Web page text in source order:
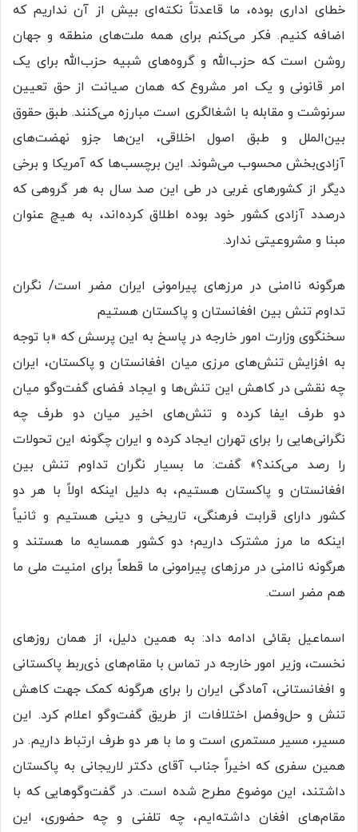
خطای اداری بوده، ما قاعدتاً نکته‌ای بیش از آن نداریم که
اضافه کنیم. فکر می‌کنم برای همه ملت‌های منطقه و جهان
روشن است که حزب‌الله و گروه‌های شبیه حزب‌الله برای یک
امر قانونی و یک امر مشروع که همان صیانت از حق تعیین
سرنوشت و مقابله با اشغالگری است مبارزه می‌کنند. طبق حقوق
بین‌الملل و طبق اصول اخلاقی، این‌ها جزو نهضت‌های
آزادی‌بخش محسوب می‌شوند. این برچسب‌ها که آمریکا و برخی
دیگر از کشورهای غربی در طی این صد سال به هر گروهی که
درصدد آزادی کشور خود بوده اطلاق کرده‌اند، به هیچ عنوان
مبنا و مشروعیتی ندارد.
هرگونه ناامنی در مرزهای پیرامونی ایران مضر است/ نگران
تداوم تنش بین افغانستان و پاکستان هستیم
سخنگوی وزارت امور خارجه در پاسخ به این پرسش که «با توجه
به افزایش تنش‌های مرزی میان افغانستان و پاکستان، ایران
چه نقشی در کاهش این تنش‌ها و ایجاد فضای گفت‌وگو میان
دو طرف ایفا کرده و تنش‌های اخیر میان دو طرف چه
نگرانی‌هایی را برای تهران ایجاد کرده و ایران چگونه این تحولات
را رصد می‌کند؟» گفت: ما بسیار نگران تداوم تنش بین
افغانستان و پاکستان هستیم، به دلیل اینکه اولاً با هر دو
کشور دارای قرابت فرهنگی، تاریخی و دینی هستیم و ثانیاً
اینکه ما مرز مشترک داریم؛ دو کشور همسایه ما هستند و
هرگونه ناامنی در مرزهای پیرامونی ما قطعاً برای امنیت ملی ما
هم مضر است.
اسماعیل بقائی ادامه داد: به همین دلیل، از همان روزهای
نخست، وزیر امور خارجه در تماس با مقام‌های ذی‌ربط پاکستانی
و افغانستانی، آمادگی ایران را برای هرگونه کمک جهت کاهش
تنش و حل‌وفصل اختلافات از طریق گفت‌وگو اعلام کرد. این
مسیر، مسیر مستمری است و ما با هر دو طرف ارتباط داریم. در
همین سفری که اخیراً جناب آقای دکتر لاریجانی به پاکستان
داشتند، این موضوع مطرح شده است. در گفت‌وگوهایی که با
مقام‌های افغان داشته‌ایم، چه تلفنی و چه حضوری، این